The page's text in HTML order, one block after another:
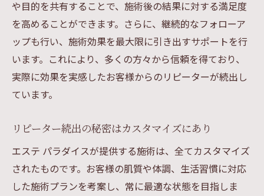
や目的を共有することで、施術後の結果に対する満足度
を高めることができます。さらに、継続的なフォローア
ップも行い、施術効果を最大限に引き出すサポートを行
います。これにより、多くの方々から信頼を得ており、
実際に効果を実感したお客様からのリピーターが続出し
ています。
リピーター続出の秘密はカスタマイズにあり
エステ パラダイスが提供する施術は、全てカスタマイズ
されたものです。お客様の肌質や体調、生活習慣に対応
した施術プランを考案し、常に最適な状態を目指しま